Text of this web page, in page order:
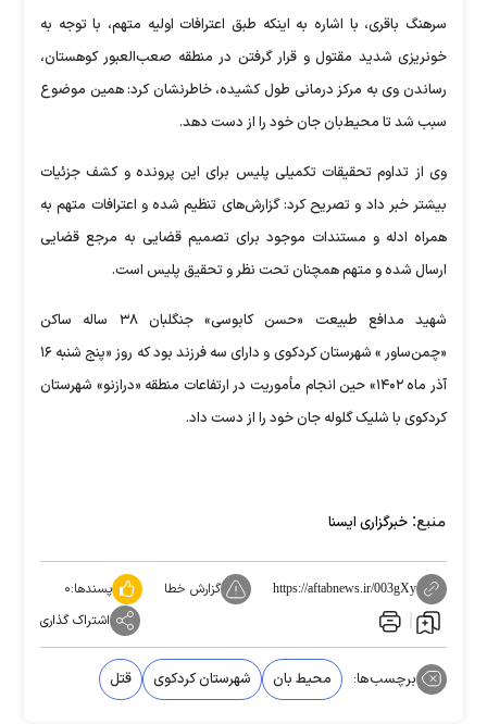
سرهنگ باقری، با اشاره به اینکه طبق اعترافات اولیه متهم، با توجه به
خونریزی شدید مقتول و قرار گرفتن در منطقه صعب‌العبور کوهستان،
رساندن وی به مرکز درمانی طول کشیده، خاطرنشان کرد: همین موضوع
سبب شد تا محیط‌بان جان خود را از دست دهد.
وی از تداوم تحقیقات تکمیلی پلیس برای این پرونده و کشف جزئیات
بیشتر خبر داد و تصریح کرد: گزارش‌های تنظیم شده و اعترافات متهم به
همراه ادله و مستندات موجود برای تصمیم قضایی به مرجع قضایی
ارسال شده و متهم همچنان تحت نظر و تحقیق پلیس است.
شهید مدافع طبیعت «حسن کابوسی» جنگلبان ۳۸ ساله ساکن
«چمن‌ساور » شهرستان کردکوی و دارای سه فرزند بود که روز «پنج شنبه ۱۶
آذر ماه ۱۴۰۲» حین انجام مأموریت در ارتفاعات منطقه «درازنو» شهرستان
کردکوی با شلیک گلوله جان خود را از دست داد.
منبع: خبرگزاری ایسنا
https://aftabnews.ir/003gXy گزارش خطا پسندها:۰
اشتراک گذاری
برچسب‌ها: محیط بان شهرستان کردکوی قتل